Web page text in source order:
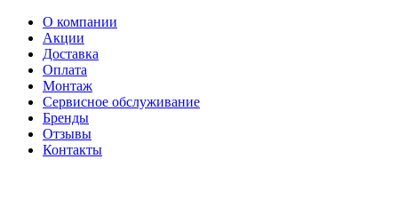
О компании
Акции
Доставка
Оплата
Монтаж
Сервисное обслуживание
Бренды
Отзывы
Контакты